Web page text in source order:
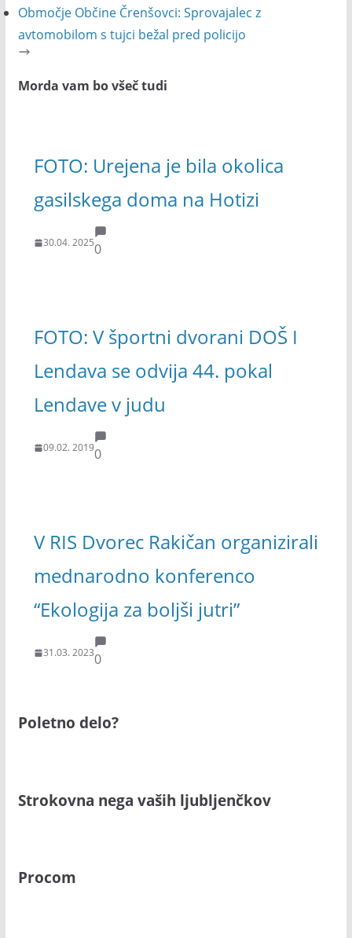
Območje Občine Črenšovci: Sprovajalec z
avtomobilom s tujci bežal pred policijo
Morda vam bo všeč tudi
FOTO: Urejena je bila okolica
gasilskega doma na Hotizi
30.04. 20250
FOTO: V športni dvorani DOŠ I
Lendava se odvija 44. pokal
Lendave v judu
09.02. 20190
V RIS Dvorec Rakičan organizirali
mednarodno konferenco
“Ekologija za boljši jutri”
31.03. 20230
Poletno delo?
Strokovna nega vaših ljubljenčkov
Procom